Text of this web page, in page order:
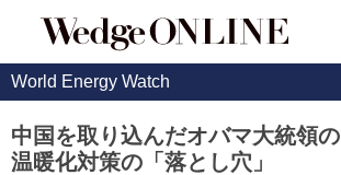
World Energy Watch
中国を取り込んだオバマ大統領の
温暖化対策の「落とし穴」